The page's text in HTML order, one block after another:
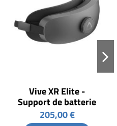
Vive XR Elite -
Support de batterie
205,00 €